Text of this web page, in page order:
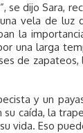
se dijo Sara,
vela de luz
la
una larga
de
y un
caída, la
vida. Eso